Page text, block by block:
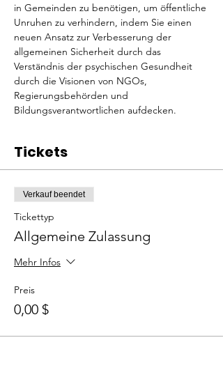
in Gemeinden zu benötigen, um öffentliche
Unruhen zu verhindern, indem Sie einen
neuen Ansatz zur Verbesserung der
allgemeinen Sicherheit durch das
Verständnis der psychischen Gesundheit
durch die Visionen von NGOs,
Regierungsbehörden und
Bildungsverantwortlichen aufdecken.
Tickets
Verkauf beendet
Tickettyp
Allgemeine Zulassung
Mehr Infos
Preis
0,00 $